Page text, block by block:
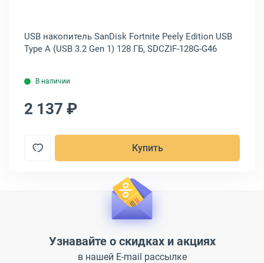
USB накопитель SanDisk Fortnite Peely Edition USB
Type A (USB 3.2 Gen 1) 128 ГБ, SDCZIF-128G-G46
В наличии
2 137 ₽
Купить
Узнавайте о скидках и акциях
в нашей E-mail рассылке